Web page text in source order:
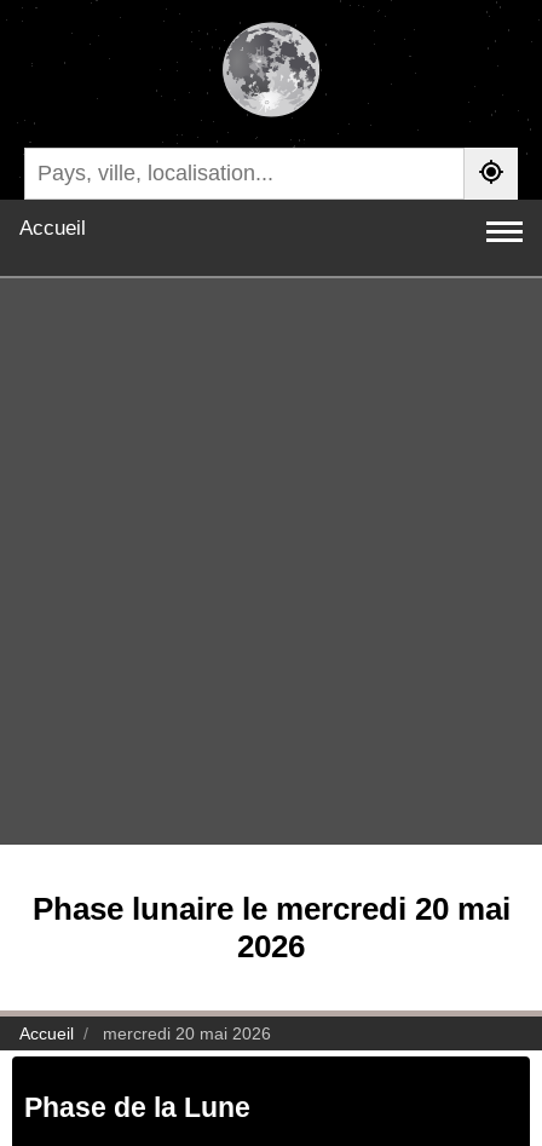
Accueil
Phase lunaire le mercredi 20 mai
2026
Accueil mercredi 20 mai 2026
Phase de la Lune